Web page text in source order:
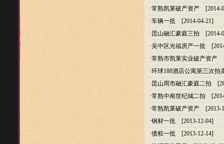
·常熟凯莱破产资产 [2014-
·车辆一批 [2014-04-21]
·昆山融汇豪庭三拍 [2014-
·吴中区光福房产一批
·常熟市凯莱实业破产资产
·环球188酒店公寓第三次拍
·昆山周市融汇豪庭二拍
·常熟中南世纪城二拍
·常熟凯莱破产资产 [2013-
·钢材一批 [2013-12-04]
·债权一批 [2013-12-14]